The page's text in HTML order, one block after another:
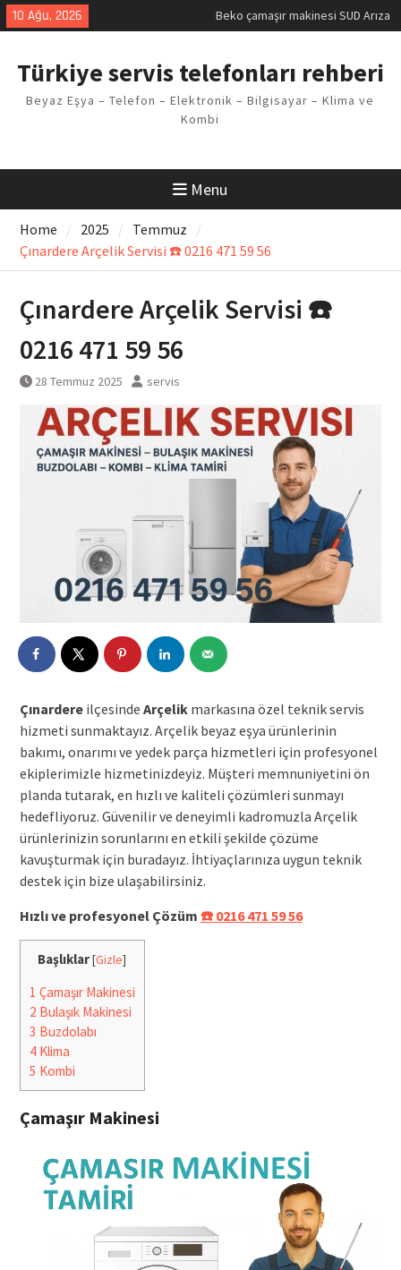
Skip
to
10 Ağu, 2026
Demirdöküm buzdolabı E1 Arıza
Arızası Çözümü
E02 Arıza Kodu Regal kombi
Sorunu
Türkiye servis telefonları rehberi
Beyaz Eşya – Telefon – Elektronik – Bilgisayar – Klima ve
Kombi
Menu
Home 2025
Temmuz
Çınardere Arçelik Servisi ☎️ 0216 471 59 56
Çınardere Arçelik Servisi ☎️
0216 471 59 56
28 Temmuz 2025 servis
Çınardereilçesinde Arçelikmarkasına özel teknik servis
hizmeti sunmaktayız. Arçelik beyaz eşya ürünlerinin
bakımı, onarımı ve yedek parça hizmetleri için profesyonel
ekiplerimizle hizmetinizdeyiz. Müşteri memnuniyetini ön
planda tutarak, en hızlı ve kaliteli çözümleri sunmayı
hedefliyoruz. Güvenilir ve deneyimli kadromuzla Arçelik
ürünlerinizin sorunlarını en etkili şekilde çözüme
kavuşturmak için buradayız. İhtiyaçlarınıza uygun teknik
destek için bize ulaşabilirsiniz.
Hızlı ve profesyonel Çözüm ☎️ 0216 471 59 56
Başlıklar[Gizle]
1 Çamaşır Makinesi
2 Bulaşık Makinesi
3 Buzdolabı
4Klima
5 Kombi
Çamaşır Makinesi